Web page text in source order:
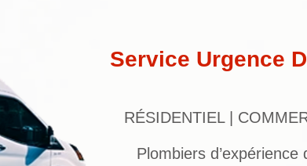
RÉSIDENTIEL |
Plombiers d’expérience
Service Urgence